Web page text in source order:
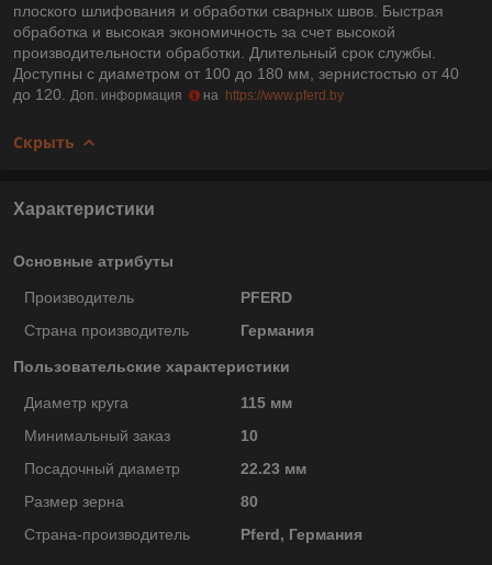
плоского шлифования и обработки сварных швов. Быстрая
обработка и высокая экономичность за счет высокой
производительности обработки. Длительный срок службы.
Доступны с диаметром от 100 до 180 мм, зернистостью от 40
до 120.
Доп. информация на https://www.pferd.by
Скрыть
Характеристики
Основные атрибуты
Производитель
PFERD
Страна производитель
Германия
Пользовательские характеристики
Диаметр круга
115 мм
Минимальный заказ
10
Посадочный диаметр
22.23 мм
Размер зерна
80
Страна-производитель
Pferd, Германия